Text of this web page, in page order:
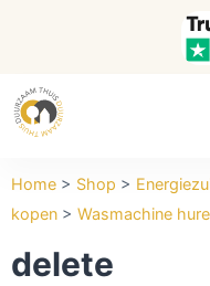
Home > Shop >
kopen > Wasmachine
delete